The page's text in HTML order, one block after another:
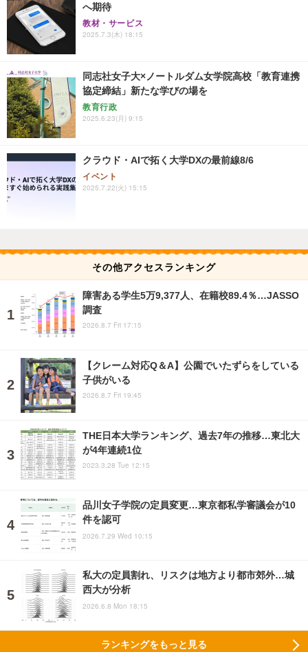
へ期待
教材・サービス
2025.7.3(木) 18:15
同志社女子大×ノートルダム女学院高校「教育連携
協定締結」新たな学びの場を
教育行政
2025.6.23(月) 9:15
クラウド・AIで拓く大学DXの最前線8/6
イベント
2025.7.22(火) 15:15
その他アクセスランキング
障害ある学生5万9,377人、在籍校89.4％…JASSO
調査
2026.8.7 Fri 17:15
【クレーム対応Q＆A】公園でいたずらをしている
子供がいる
2026.8.7 Fri 19:45
THE日本大学ランキング、過去7年の推移…東北大
が4年連続1位
2023.3.28 Tue 12:15
品川女子学院の定員変更…東京都私学審議会が10
件を認可
2026.7.29 Wed 10:15
私大の定員割れ、リスクは地方より都市郊外…城
西大が分析
2026.6.8 Mon 18:15
ランキングをもっと見る